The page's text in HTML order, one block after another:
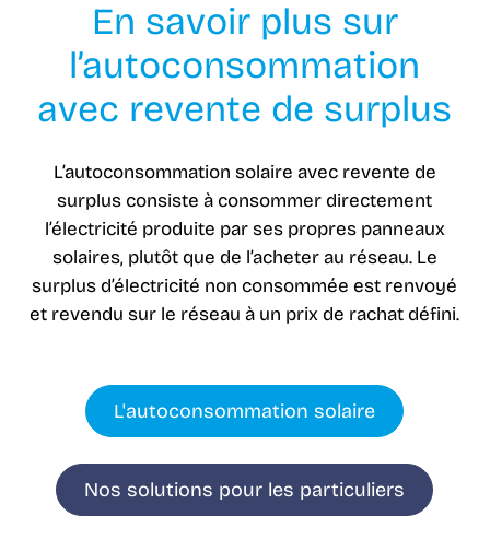
En savoir plus sur
l’autoconsommation
avec revente de surplus
L’autoconsommation solaire avec revente de
surplus consiste à consommer directement
l’électricité produite par ses propres panneaux
solaires, plutôt que de l’acheter au réseau. Le
surplus d’électricité non consommée est renvoyé
et revendu sur le réseau à un prix de rachat défini.
L'autoconsommation solaire
Nos solutions pour les particuliers